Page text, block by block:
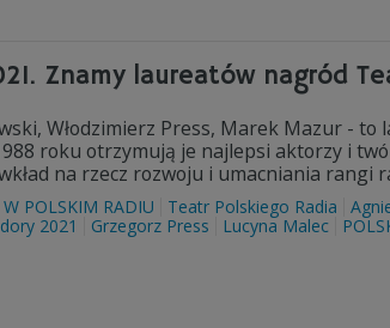
Znamy laureatów nagród
Włodzimierz Press, Marek Mazur -
roku otrzymują je najlepsi aktorzy i
na rzecz rozwoju i umacniania rangi
W POLSKIM RADIU Teatr Polskiego Radia
2021 Grzegorz Press Lucyna Malec